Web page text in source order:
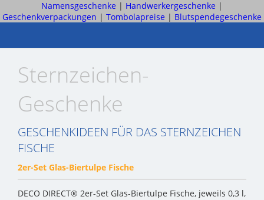
Namensgeschenke | Handwerkergeschenke |
Geschenkverpackungen | Tombolapreise | Blutspendegeschenke
Sternzeichen-
Geschenke
GESCHENKIDEEN FÜR DAS STERNZEICHEN
FISCHE
2er-Set Glas-Biertulpe Fische
DECO DIRECT® 2er-Set Glas-Biertulpe Fische, jeweils 0,3 l,